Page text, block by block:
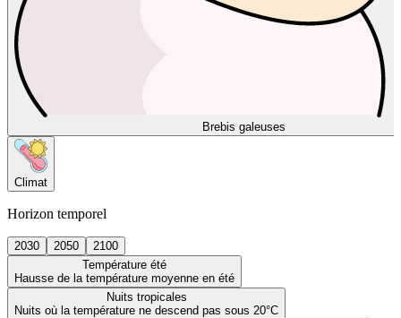
Brebis galeuses
Climat
Horizon temporel
2030 2050
2100
Température été
Hausse de la température moyenne en été
Nuits tropicales
Nuits où la température ne descend pas sous 20°C